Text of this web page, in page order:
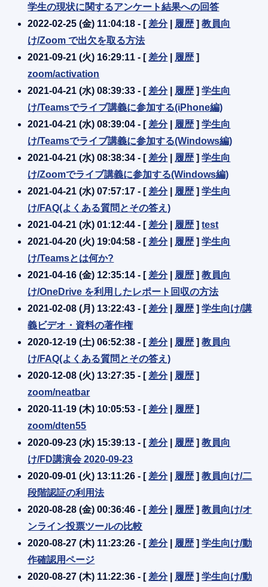
学生の現状に関するアンケート結果への回答
2022-02-25 (金) 11:04:18 - [ 差分| 履歴]教員向
け/Zoom で出欠を取る方法
2021-09-21 (火) 16:29:11 - [ 差分| 履歴]
zoom/activation
2021-04-21 (水) 08:39:33 - [ 差分| 履歴]学生向
け/Teamsでライブ講義に参加する(iPhone編)
2021-04-21 (水) 08:39:04 - [ 差分| 履歴]学生向
け/Teamsでライブ講義に参加する(Windows編)
2021-04-21 (水) 08:38:34 - [ 差分| 履歴]学生向
け/Zoomでライブ講義に参加する(Windows編)
2021-04-21 (水) 07:57:17 - [ 差分| 履歴]学生向
け/FAQ(よくある質問とその答え)
2021-04-21 (水) 01:12:44 - [ 差分| 履歴]test
2021-04-20 (火) 19:04:58 - [ 差分| 履歴]学生向
け/Teamsとは何か?
2021-04-16 (金) 12:35:14 - [ 差分| 履歴]教員向
け/OneDrive を利用したレポート回収の方法
2021-02-08 (月) 13:22:43 - [ 差分| 履歴]学生向け/講
義ビデオ・資料の著作権
2020-12-19 (土) 06:52:38 - [ 差分| 履歴]教員向
け/FAQ(よくある質問とその答え)
2020-12-08 (火) 13:27:35 - [ 差分| 履歴]
zoom/neatbar
2020-11-19 (木) 10:05:53 - [ 差分| 履歴]
zoom/dten55
2020-09-23 (水) 15:39:13 - [ 差分| 履歴]教員向
け/FD講演会 2020-09-23
2020-09-01 (火) 13:11:26 - [ 差分| 履歴]教員向け/二
段階認証の利用法
2020-08-28 (金) 00:36:46 - [ 差分| 履歴]教員向け/オ
ンライン投票ツールの比較
2020-08-27 (木) 11:23:26 - [ 差分| 履歴]学生向け/動
作確認用ページ
2020-08-27 (木) 11:22:36 - [ 差分| 履歴]学生向け/動